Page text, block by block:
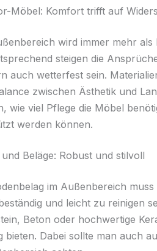
Möbel: Komfort trifft auf
wird immer mehr
steigen die
auch wetterfest sein.
zwischen Ästhetik und
wie viel Pflege die Möbel
werden können.
Beläge: Robust und stilvoll
im Außenbereich
und leicht zu reinigen
Beton oder hochwertige
bieten. Dabei sollte man auch